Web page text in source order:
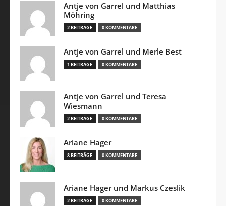
Antje von Garrel und Matthias
Möhring
2 BEITRÄGE 0 KOMMENTARE
Antje von Garrel und Merle Best
1 BEITRÄGE 0 KOMMENTARE
Antje von Garrel und Teresa
Wiesmann
2 BEITRÄGE 0 KOMMENTARE
Ariane Hager
8 BEITRÄGE 0 KOMMENTARE
Ariane Hager und Markus Czeslik
2 BEITRÄGE 0 KOMMENTARE